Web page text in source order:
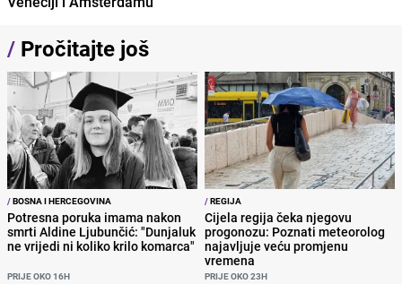
/ Pročitajte još
/BOSNA I HERCEGOVINA
Potresna poruka imama nakon
smrti Aldine Ljubunčić: "Dunjaluk
ne vrijedi ni koliko krilo komarca"
PRIJE OKO 16H
/REGIJA
Cijela regija čeka njegovu
progonozu: Poznati meteorolog
najavljuje veću promjenu
vremena
PRIJE OKO 23H